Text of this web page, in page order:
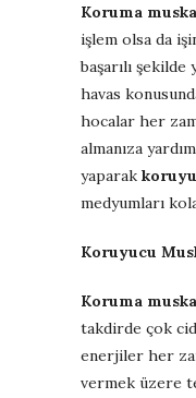
Koruma
işlem olsa da
başarılı
havas
hocalar her
almanıza
yaparak
medyumları
Koruyucu
Koruma
takdirde çok
enerjiler her
vermek üzere